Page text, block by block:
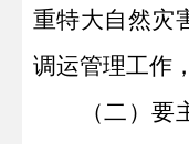
重特大自然灾
调运管理工作
（二）要